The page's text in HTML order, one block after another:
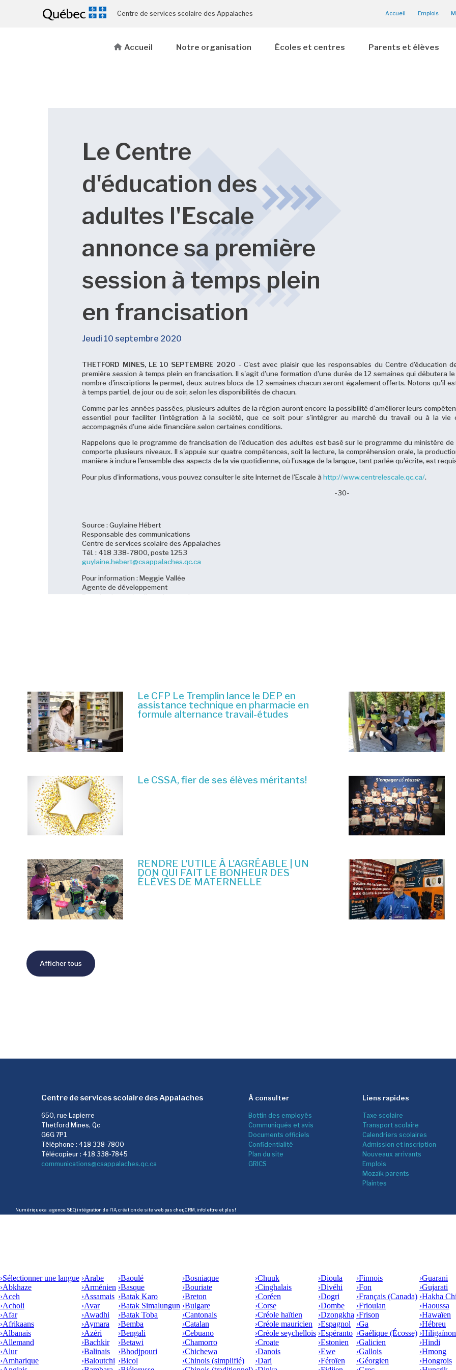
Centre de services scolaire des Appalaches Accueil Emplois
Accueil Notre organisation Écoles et centres Parents et élèves
Le Centre
d'éducation des
adultes l'Escale
annonce sa première
session à temps plein
en francisation
Jeudi 10 septembre 2020
THETFORD MINES, LE 10 SEPTEMBRE 2020 - C'est avec plaisir que les responsables du Centre d'éducation
première session à temps plein en francisation. Il s'agit d'une formation d'une durée de 12 semaines qui débutera
nombre d'inscriptions le permet, deux autres blocsde 12 semaines chacun seront également offerts. Notons qu'il
à temps partiel, de jour ou de soir, selon les disponibilités de chacun.
Comme par les années passées, plusieurs adultes de la région auront encore la possibilité d'améliorer leurs
essentiel pour faciliter l'intégration à la société, que ce soit pour s'intégrer au marché du travail ou à la vie
accompagnés d'une aide financière selon certaines conditions.
Rappelons que le programme de francisation de l'éducation des adultes est basé sur le programme du ministère
comporte plusieurs niveaux. Il s'appuie sur quatre compétences, soit la lecture, la compréhension orale, la
manière à inclure l'ensemble des aspects de la vie quotidienne, où l'usage de la langue, tant parlée qu'écrite, est
Pour plus d'informations, vous pouvez consulter le site Internet de l'Escale àhttp://www.centrelescale.qc.ca/.
-30-
Source : Guylaine Hébert
Responsable des communications
Centre de services scolaire des Appalaches
Tél. : 418 338-7800, poste 1253
guylaine.hebert@csappalaches.qc.ca
Pour information : Meggie Vallée
Agente de développement
Francisation et étudiants internationaux
Le CFP Le Tremplin lance le DEP en
assistance technique en pharmacie en
formule alternance travail-études
Le CSSA, fier de ses élèves méritants!
RENDRE L'UTILE À L'AGRÉABLE | UN
DON QUI FAIT LE BONHEUR DES
ÉLÈVES DE MATERNELLE
Afficher tous
À consulter
Bottin des employés
Communiqués et avis
Documents officiels
Confidentialité
Plan du site
GRICS
Liens rapides
Taxe scolaire
Transport scolaire
Calendriers scolaires
Admission et inscription
Nouveaux arrivants
Emplois
Mozaîk parents
Plaintes
Centre de services scolaire des Appalaches
650, rue Lapierre
Thetford Mines, Qc
G6G 7P1
Téléphone : 418 338-7800
Télécopieur : 418 338-7845
communications@csappalaches.qc.ca
Numérique.ca : agence SEO, intégration de l'IA création de site web pas cher, CRM infolettre et plus!